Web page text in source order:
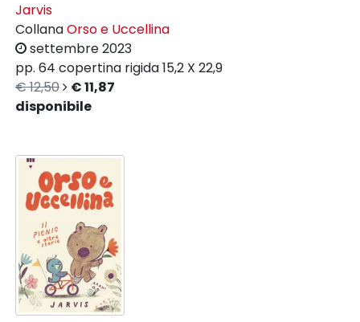
Jarvis
CollanaOrso e Uccellina
settembre 2023
pp. 64 copertina rigida15,2 X 22,9
€ 12,50
€ 11,87
disponibile